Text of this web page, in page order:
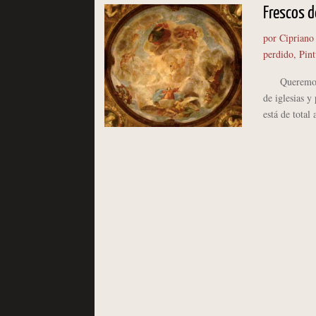
Frescos
por
perdido,
Queremos
de iglesias y
está de total